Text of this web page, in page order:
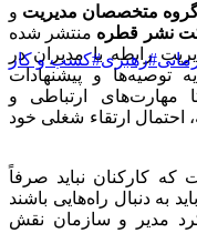
متخصصان مدیریت و
نشر قطره منتشر شده
رابطه با مدیران در
توصیه‌ها و پیشنهادات
مهارت‌های ارتباطی و
احتمال ارتقاء شغلی خود
که کارکنان نباید صرفاً
به دنبال راه‌هایی باشند
مدیر و سازمان نقش
#رهبری#کسب و کار